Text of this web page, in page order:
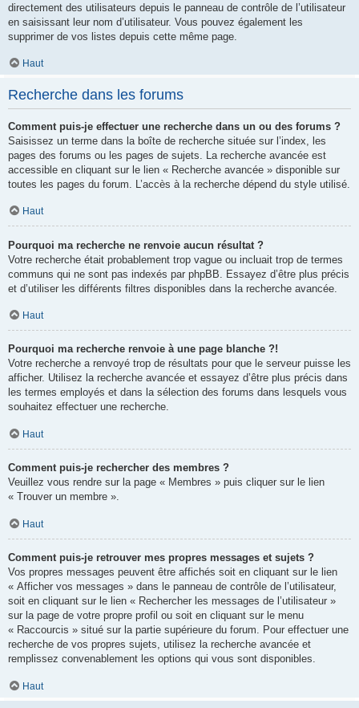
directement des utilisateurs depuis le panneau de contrôle de l’utilisateur
en saisissant leur nom d’utilisateur. Vous pouvez également les
supprimer de vos listes depuis cette même page.
Haut
Recherche dans les forums
Comment puis-je effectuer une recherche dans un ou des forums ?
Saisissez un terme dans la boîte de recherche située sur l’index, les
pages des forums ou les pages de sujets. La recherche avancée est
accessible en cliquant sur le lien « Recherche avancée » disponible sur
toutes les pages du forum. L’accès à la recherche dépend du style utilisé.
Haut
Pourquoi ma recherche ne renvoie aucun résultat ?
Votre recherche était probablement trop vague ou incluait trop de termes
communs qui ne sont pas indexés par phpBB. Essayez d’être plus précis
et d’utiliser les différents filtres disponibles dans la recherche avancée.
Haut
Pourquoi ma recherche renvoie à une page blanche ?!
Votre recherche a renvoyé trop de résultats pour que le serveur puisse les
afficher. Utilisez la recherche avancée et essayez d’être plus précis dans
les termes employés et dans la sélection des forums dans lesquels vous
souhaitez effectuer une recherche.
Haut
Comment puis-je rechercher des membres ?
Veuillez vous rendre sur la page « Membres » puis cliquer sur le lien
« Trouver un membre ».
Haut
Comment puis-je retrouver mes propres messages et sujets ?
Vos propres messages peuvent être affichés soit en cliquant sur le lien
« Afficher vos messages » dans le panneau de contrôle de l’utilisateur,
soit en cliquant sur le lien « Rechercher les messages de l’utilisateur »
sur la page de votre propre profil ou soit en cliquant sur le menu
« Raccourcis » situé sur la partie supérieure du forum. Pour effectuer une
recherche de vos propres sujets, utilisez la recherche avancée et
remplissez convenablement les options qui vous sont disponibles.
Haut